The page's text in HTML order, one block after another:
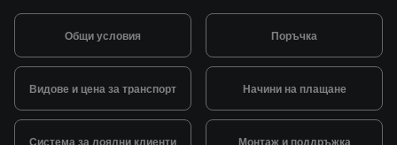
Общи условия Поръчка
Видове и цена за транспорт Начини на плащане
Система за лоялни клиенти Монтаж и поддръжка